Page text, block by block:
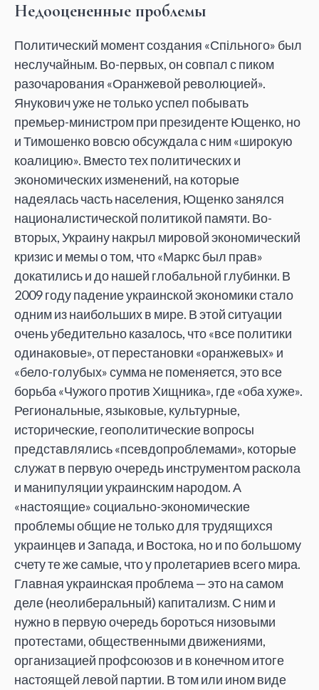
Недооцененные проблемы
Политический момент создания «Спільного» был
неслучайным. Во-первых, он совпал с пиком
разочарования «Оранжевой революцией».
Янукович уже не только успел побывать
премьер-министром при президенте Ющенко, но
и Тимошенко вовсю обсуждала с ним «широкую
коалицию». Вместо тех политических и
экономических изменений, на которые
надеялась часть населения, Ющенко занялся
националистической политикой памяти. Во-
вторых, Украину накрыл мировой экономический
кризис и мемы о том, что «Маркс был прав»
докатились и до нашей глобальной глубинки. В
2009 году падение украинской экономики стало
одним из наибольших в мире. В этой ситуации
очень убедительно казалось, что «все политики
одинаковые», от перестановки «оранжевых» и
«бело-голубых» сумма не поменяется, это все
борьба «Чужого против Хищника», где «оба хуже».
Региональные, языковые, культурные,
исторические, геополитические вопросы
представлялись «псевдопроблемами», которые
служат в первую очередь инструментом раскола
и манипуляции украинским народом. А
«настоящие» социально-экономические
проблемы общие не только для трудящихся
украинцев и Запада, и Востока, но и по большому
счету те же самые, что у пролетариев всего мира.
Главная украинская проблема — это на самом
деле (неолиберальный) капитализм. С ним и
нужно в первую очередь бороться низовыми
протестами, общественными движениями,
организацией профсоюзов и в конечном итоге
настоящей левой партии. В том или ином виде